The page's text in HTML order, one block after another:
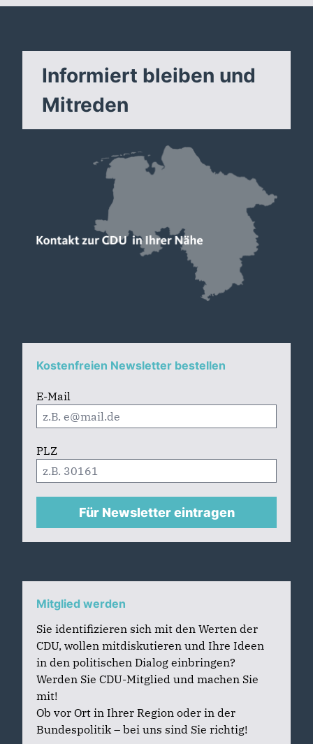
Informiert bleiben und
Mitreden
Kostenfreien Newsletter bestellen
E-Mail
PLZ
Für Newsletter eintragen
Mitglied werden
Sie identifizieren sich mit den Werten der
CDU, wollen mitdiskutieren und Ihre Ideen
in den politischen Dialog einbringen?
Werden Sie CDU-Mitglied und machen Sie
mit!
Ob vor Ort in Ihrer Region oder in der
Bundespolitik – bei uns sind Sie richtig!